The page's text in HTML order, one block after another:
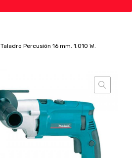
Taladro Percusión 16 mm. 1.010 W.